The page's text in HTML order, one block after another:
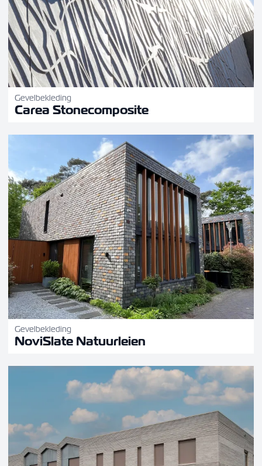
Gevelbekleding
Carea Stonecomposite
Gevelbekleding
NoviSlate Natuurleien